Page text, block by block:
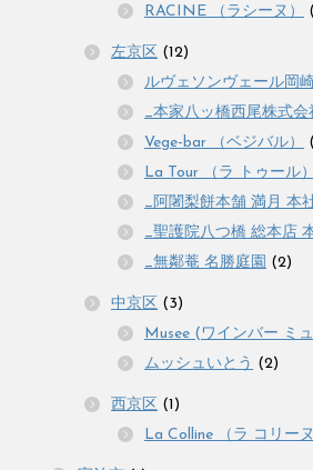
RACINE （ラシーヌ）
左京区 (12)
ルヴェソンヴェール岡
_本家八ッ橋西尾株式会
Vege-bar （ベジバル）
La Tour （ラ トゥール）
_阿闍梨餅本舗 満月 本
_聖護院八つ橋 総本店
_無鄰菴 名勝庭園 (2)
中京区 (3)
Musee (ワインバー ミ
ムッシュいとう (2)
西京区 (1)
La Colline （ラ コリーヌ